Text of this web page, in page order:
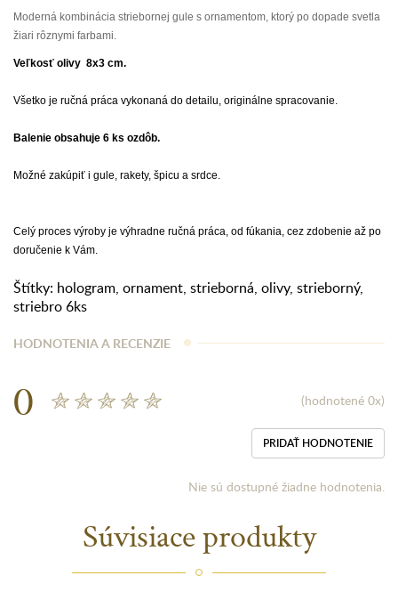
Moderná kombinácia striebornej gule s ornamentom, ktorý po dopade svetla
žiari rôznymi farbami.
Veľkosť olivy 8x3 cm.
Všetko je ručná práca vykonaná do detailu, originálne spracovanie.
Balenie obsahuje 6 ks ozdôb.
Možné zakúpiť i gule, rakety, špicu a srdce.
Celý proces výroby je výhradne ručná práca, od fúkania, cez zdobenie až po
doručenie k Vám.
Štítky: hologram, ornament, strieborná, olivy, strieborný,
striebro 6ks
HODNOTENIA A RECENZIE
0 (hodnotené 0x)
PRIDAŤ HODNOTENIE
Nie sú dostupné žiadne hodnotenia.
Súvisiace produkty